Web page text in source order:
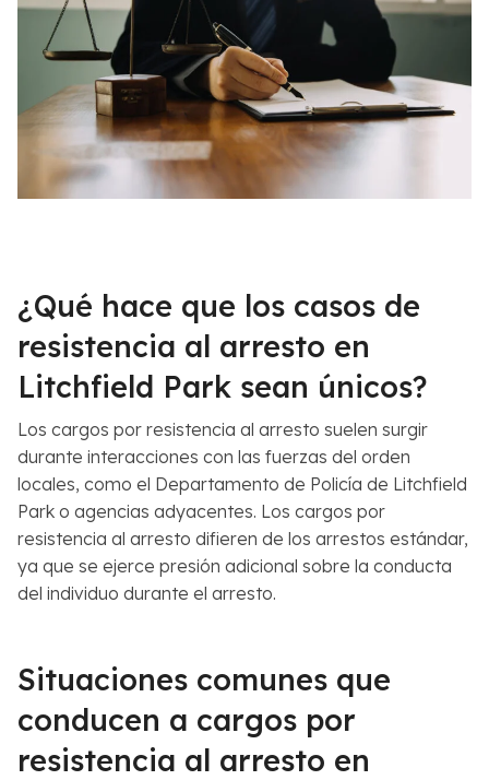
¿Qué hace que los casos de
resistencia al arresto en
Litchfield Park sean únicos?
Los cargos por resistencia al arresto suelen surgir
durante interacciones con las fuerzas del orden
locales, como el Departamento de Policía de Litchfield
Park o agencias adyacentes. Los cargos por
resistencia al arresto difieren de los arrestos estándar,
ya que se ejerce presión adicional sobre la conducta
del individuo durante el arresto.
Situaciones comunes que
conducen a cargos por
resistencia al arresto en